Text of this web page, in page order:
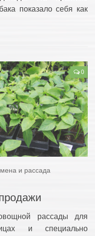
показало себя как
0
и рассада
рассады для
и специально